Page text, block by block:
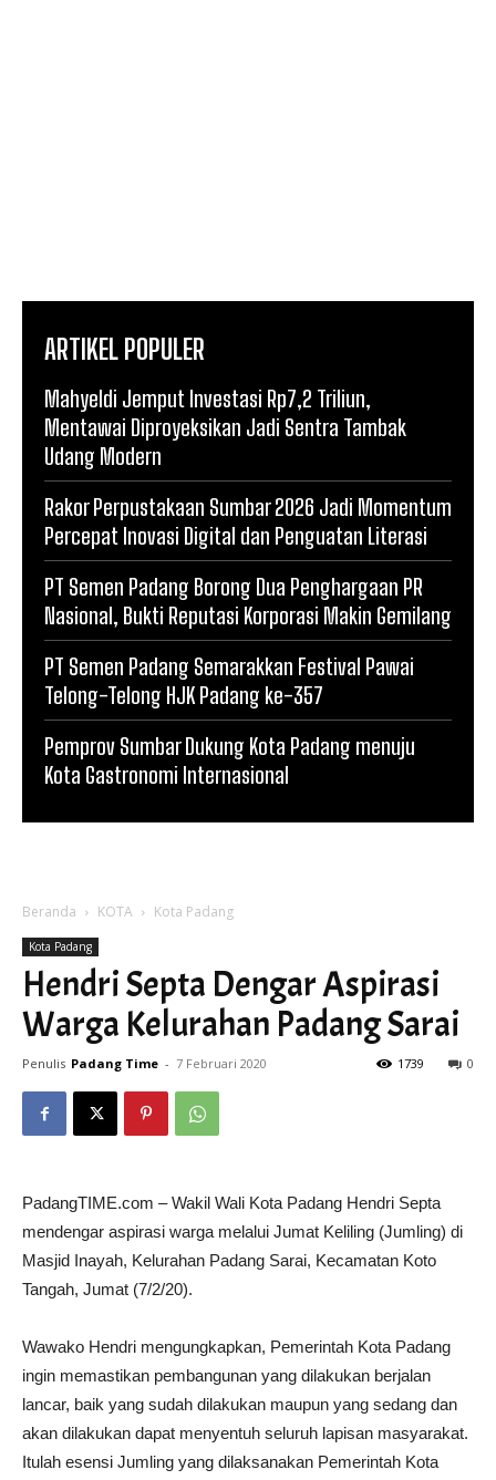
ARTIKEL POPULER
Mahyeldi Jemput Investasi Rp7,2 Triliun,
Mentawai Diproyeksikan Jadi Sentra Tambak
Udang Modern
Rakor Perpustakaan Sumbar 2026 Jadi Momentum
Percepat Inovasi Digital dan Penguatan Literasi
PT Semen Padang Borong Dua Penghargaan PR
Nasional, Bukti Reputasi Korporasi Makin Gemilang
PT Semen Padang Semarakkan Festival Pawai
Telong-Telong HJK Padang ke-357
Pemprov Sumbar Dukung Kota Padang menuju
Kota Gastronomi Internasional